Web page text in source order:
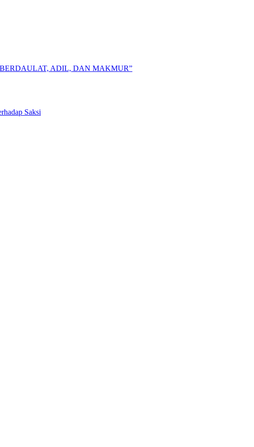
ADIL, DAN MAKMUR”
Saksi